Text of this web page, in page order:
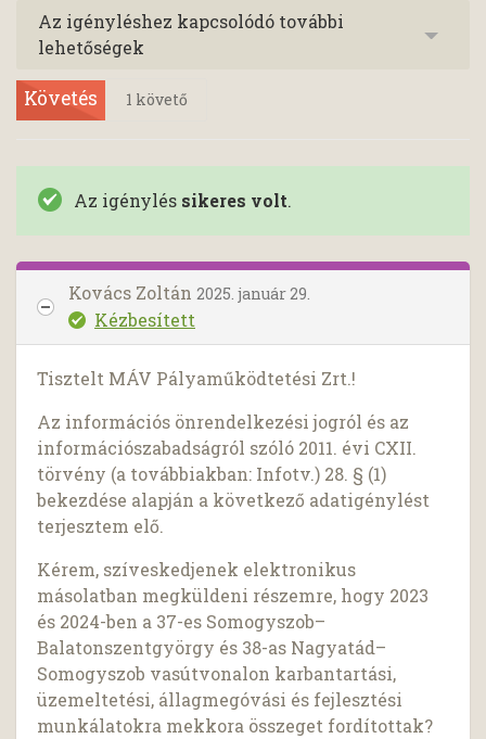
Az igényléshez kapcsolódó további
lehetőségek
Követés 1 követő
Az igénylés sikeres volt.
Kovács Zoltán 2025. január 29.
Kézbesített
Tisztelt MÁV Pályaműködtetési Zrt.!
Az információs önrendelkezési jogról és az
információszabadságról szóló 2011. évi CXII.
törvény (a továbbiakban: Infotv.) 28. § (1)
bekezdése alapján a következő adatigénylést
terjesztem elő.
Kérem, szíveskedjenek elektronikus
másolatban megküldeni részemre, hogy 2023
és 2024-ben a 37-es Somogyszob–
Balatonszentgyörgy és 38-as Nagyatád–
Somogyszob vasútvonalon karbantartási,
üzemeltetési, állagmegóvási és fejlesztési
munkálatokra mekkora összeget fordítottak?